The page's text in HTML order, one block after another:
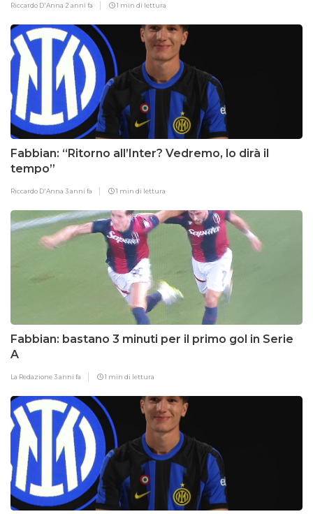
Riccardo D'Anna 2 anni fa 1 min di lettura
Fabbian: “Ritorno all’Inter? Vedremo, lo dirà il
tempo”
Riccardo D'Anna 3 anni fa 1 min di lettura
Fabbian: bastano 3 minuti per il primo gol in Serie
A
La Redazione3 anni fa 1 min di lettura